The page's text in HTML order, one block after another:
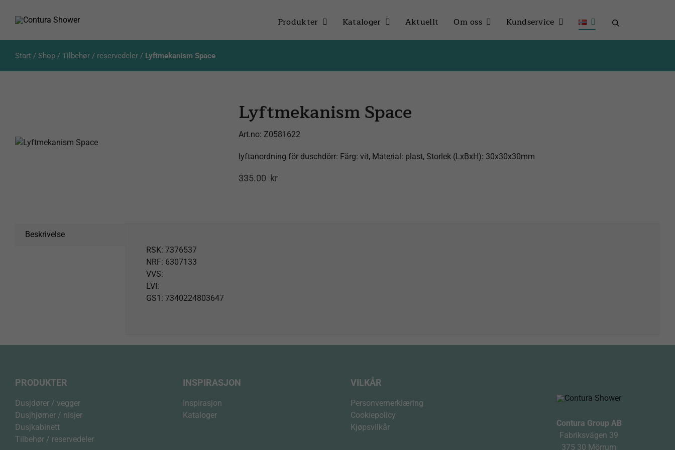
Produkter Kataloger Aktuellt Om oss Kundservice
Start/ Shop/ Tilbehør / reservedeler/ Lyftmekanism Space
Lyftmekanism Space
Art.no:Z0581622
lyftanordning för duschdörr: Färg: vit, Material: plast, Storlek (LxBxH): 30x30x30mm
335.00 kr
Beskrivelse
RSK: 7376537
NRF: 6307133
VVS:
LVI:
GS1: 7340224803647
PRODUKTER
Dusjdører / vegger
Dusjhjørner / nisjer
Dusjkabinett
Tilbehør / reservedeler
INSPIRASJON
Inspirasjon
Kataloger
VILKÅR
Personvernerklæring
Cookiepolicy
Kjøpsvilkår
Contura Group AB
Fabriksvägen 39
375 30 Mörrum